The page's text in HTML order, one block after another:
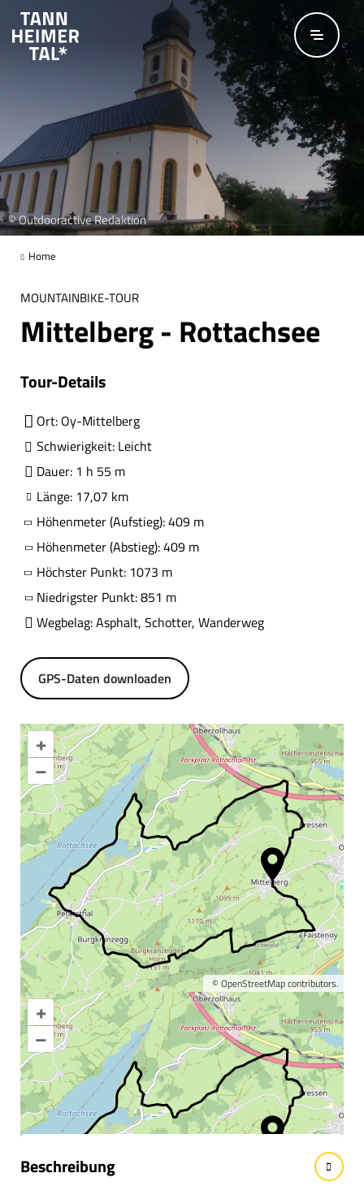
© Outdooractive Redaktion
Home
MOUNTAINBIKE-TOUR
Mittelberg - Rottachsee
Tour-Details
Ort: Oy-Mittelberg
Schwierigkeit: Leicht
Dauer: 1 h 55 m
Länge: 17,07 km
Höhenmeter (Aufstieg): 409 m
Höhenmeter (Abstieg): 409 m
Höchster Punkt: 1073 m
Niedrigster Punkt: 851 m
Wegbelag: Asphalt, Schotter, Wanderweg
GPS-Daten downloaden
+
–
© OpenStreetMapcontributors.
+
–
Karte vergrößern
Informationen &
Wissenswertes
Beschreibung